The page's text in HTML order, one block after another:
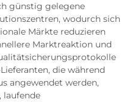
günstig gelegene
wodurch sich
Märkte reduzieren
Marktreaktion und
die während
angewendet werden,
laufende